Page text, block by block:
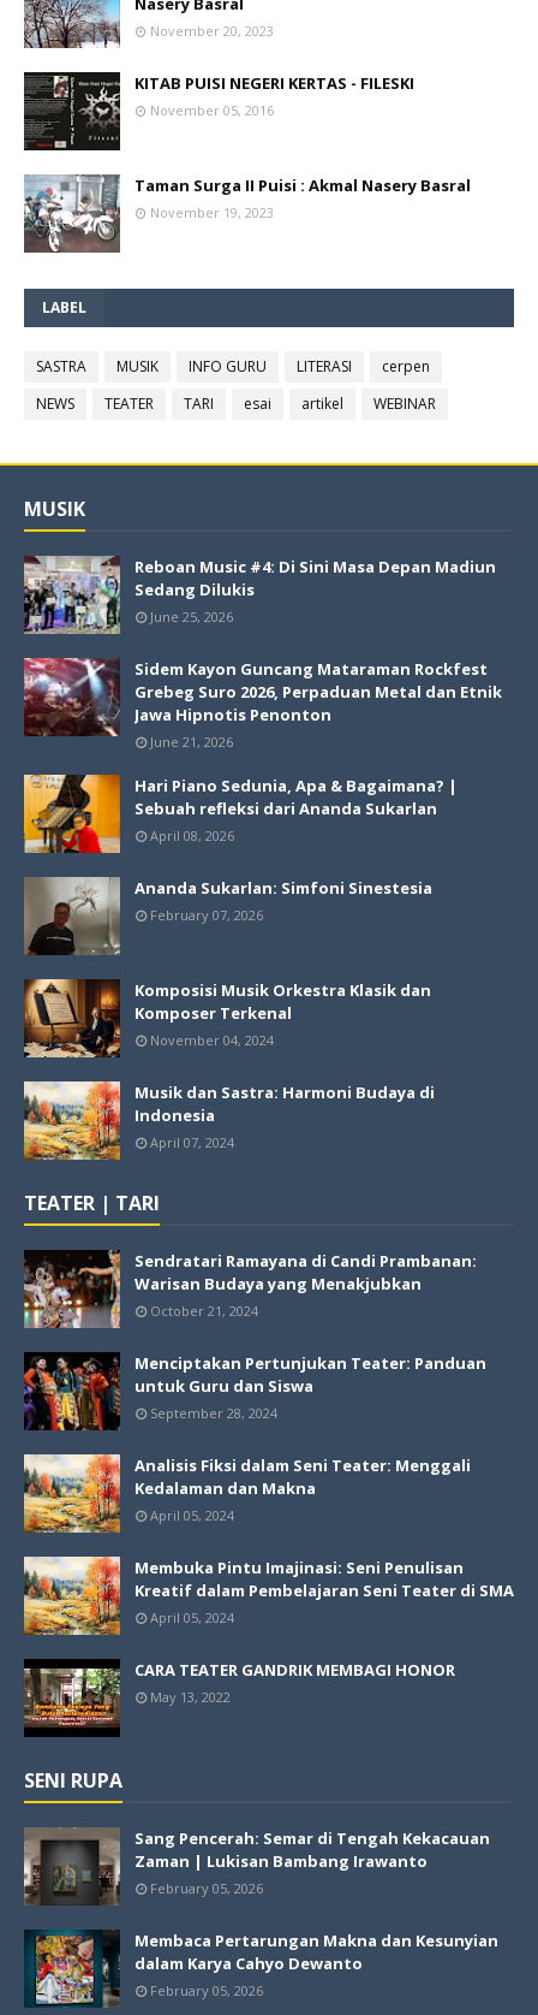
November 20, 2023
KITAB PUISI NEGERI KERTAS - FILESKI
November 05, 2016
Taman Surga II Puisi : Akmal Nasery Basral
November 19, 2023
LABEL
SASTRA MUSIK INFO GURU LITERASI
cerpen
NEWS
TEATER TARI esai artikel WEBINAR
MUSIK
Reboan Music #4: Di Sini Masa Depan Madiun
Sedang Dilukis
June 25, 2026
Sidem Kayon Guncang Mataraman Rockfest
Grebeg Suro 2026, Perpaduan Metal dan Etnik
Jawa Hipnotis Penonton
June 21, 2026
Hari Piano Sedunia, Apa & Bagaimana? |
Sebuah refleksi dari Ananda Sukarlan
April 08, 2026
Ananda Sukarlan: Simfoni Sinestesia
February 07, 2026
Komposisi Musik Orkestra Klasik dan
Komposer Terkenal
November 04, 2024
Musik dan Sastra: Harmoni Budaya di
Indonesia
April 07, 2024
TEATER | TARI
Sendratari Ramayana di Candi Prambanan:
Warisan Budaya yang Menakjubkan
October 21, 2024
Menciptakan Pertunjukan Teater: Panduan
untuk Guru dan Siswa
September 28, 2024
Analisis Fiksi dalam Seni Teater: Menggali
Kedalaman dan Makna
April 05, 2024
Membuka Pintu Imajinasi: Seni Penulisan
Kreatif dalam Pembelajaran Seni Teater di SMA
April 05, 2024
CARA TEATER GANDRIK MEMBAGI HONOR
May 13, 2022
SENI RUPA
Sang Pencerah: Semar di Tengah Kekacauan
Zaman | Lukisan Bambang Irawanto
February 05, 2026
Membaca Pertarungan Makna dan Kesunyian
dalam Karya Cahyo Dewanto
February 05, 2026